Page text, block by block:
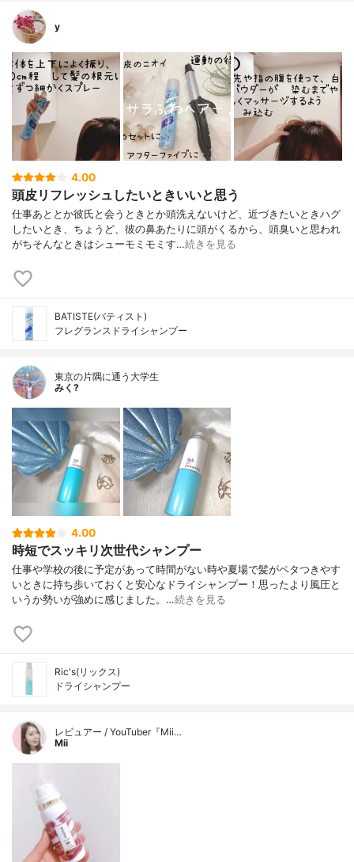
y
4.00
頭皮リフレッシュしたいときいいと思う
仕事あととか彼氏と会うときとか頭洗えないけど、近づきたいときハグ
したいとき、ちょうど、彼の鼻あたりに頭がくるから、頭臭いと思われ
がちそんなときはシューモミモミす…続きを見る
BATISTE(バティスト)
フレグランスドライシャンプー
東京の片隅に通う大学生
みく?
4.00
時短でスッキリ次世代シャンプー
仕事や学校の後に予定があって時間がない時や夏場で髪がペタつきやす
いときに持ち歩いておくと安心なドライシャンプー！ 思ったより風圧と
いうか勢いが強めに感じました。…続きを見る
Ric's(リックス)
ドライシャンプー
レビュアー / YouTuber『Mii…
Mii